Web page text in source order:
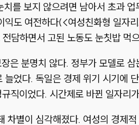
를 보지 않으려면 남아서 초과
도 여전하다(<여성친화형 일자
담하면서 고된 노동도 눈칫밥 먹
은 분명치 않다. 정부가 모델로
었다. 독일은 경제 위기 시기에
직이었다. 시간제로 바뀐 일자리
별이 심각해졌다. 여성의 경제